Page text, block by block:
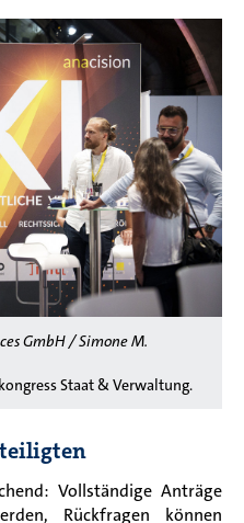
GmbH / Simone M.
Staat & Verwaltung.
Vollständige Anträge
Rückfragen können